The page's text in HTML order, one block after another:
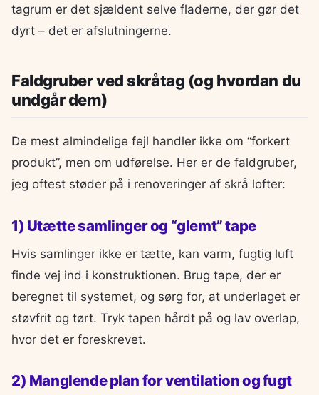
tagrum er det sjældent selve fladerne, der gør det
dyrt – det er afslutningerne.
Faldgruber ved skråtag (og hvordan du
undgår dem)
De mest almindelige fejl handler ikke om “forkert
produkt”, men om udførelse. Her er de faldgruber,
jeg oftest støder på i renoveringer af skrå lofter:
1) Utætte samlinger og “glemt” tape
Hvis samlinger ikke er tætte, kan varm, fugtig luft
finde vej ind i konstruktionen. Brug tape, der er
beregnet til systemet, og sørg for, at underlaget er
støvfrit og tørt. Tryk tapen hårdt på og lav overlap,
hvor det er foreskrevet.
2) Manglende plan for ventilation og fugt